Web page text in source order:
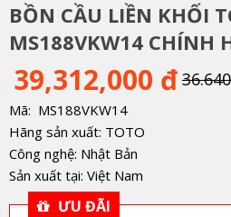
BỒN CẦU LIỀN KHỐI
MS188VKW14 CHÍNH
39,312,000 đ
Mã: MS188VKW14
Hãng sản xuất: TOTO
Công nghệ: Nhật Bản
Sản xuất tại: Việt Nam
ƯU ĐÃI